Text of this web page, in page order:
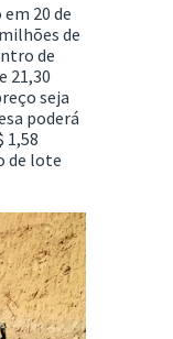
20 de
de
de
21,30
seja
poderá
1,58
de lote